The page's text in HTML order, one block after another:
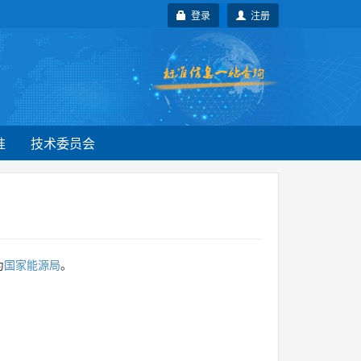
注册
登录
技术委员会
国家能源局。